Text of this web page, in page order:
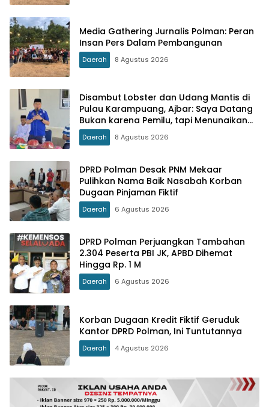
Media Gathering Jurnalis Polman: Peran
Insan Pers Dalam Pembangunan
Daerah 8 Agustus 2026
Disambut Lobster dan Udang Mantis di
Pulau Karampuang, Ajbar: Saya Datang
Bukan karena Pemilu, tapi Menunaikan
Tanggung Jawab Moral
Daerah 8 Agustus 2026
DPRD Polman Desak PNM Mekaar
Pulihkan Nama Baik Nasabah Korban
Dugaan Pinjaman Fiktif
Daerah 6 Agustus 2026
DPRD Polman Perjuangkan Tambahan
2.304 Peserta PBI JK, APBD Dihemat
Hingga Rp. 1 M
Daerah 6 Agustus 2026
Korban Dugaan Kredit Fiktif Geruduk
Kantor DPRD Polman, Ini Tuntutannya
Daerah 4 Agustus 2026